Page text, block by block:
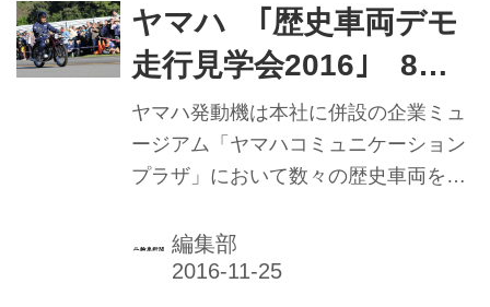
ヤマハ ｢歴史車両デモ
走行見学会2016｣ 8年
ぶりの開催、ファン
3000人来場
ヤマハ発動機は本社に併設の企業ミュ
ージアム「ヤマハコミュニケーション
プラザ」において数々の歴史車両を展
公開され、実際に走行を行う「ヤマハ
コミュニケーションプラザ歴史車輛デ
編集部